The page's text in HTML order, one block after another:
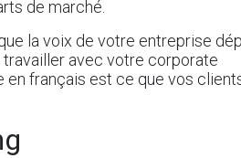
de marché.
la voix de votre entreprise
avec votre corporate
en français est ce que vos